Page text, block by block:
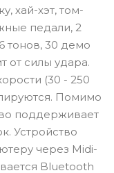
хай-хэт, том-
педали, 2
тонов, 30 демо
от силы удара.
(30 - 250
Помимо
поддерживает
Устройство
через Midi-
Bluetooth